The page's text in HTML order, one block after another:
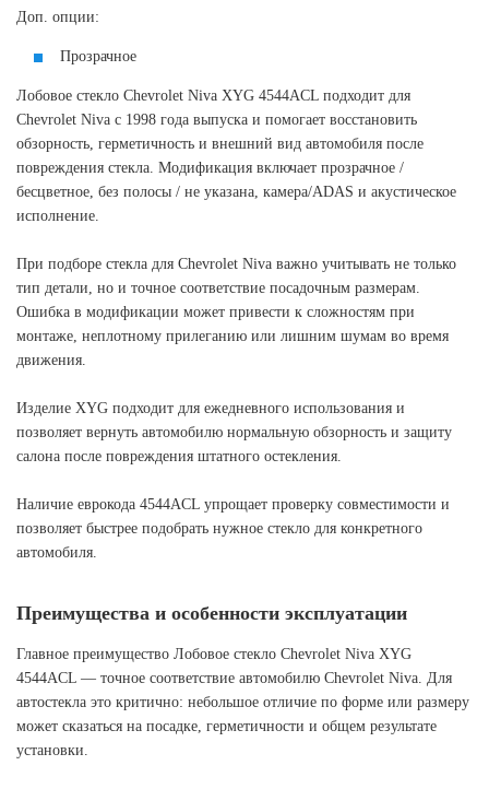
Доп. опции:
Прозрачное
Лобовое стекло Chevrolet Niva XYG 4544ACL подходит для
Chevrolet Niva с 1998 года выпуска и помогает восстановить
обзорность, герметичность и внешний вид автомобиля после
повреждения стекла. Модификация включает прозрачное /
бесцветное, без полосы / не указана, камера/ADAS и акустическое
исполнение.
При подборе стекла для Chevrolet Niva важно учитывать не только
тип детали, но и точное соответствие посадочным размерам.
Ошибка в модификации может привести к сложностям при
монтаже, неплотному прилеганию или лишним шумам во время
движения.
Изделие XYG подходит для ежедневного использования и
позволяет вернуть автомобилю нормальную обзорность и защиту
салона после повреждения штатного остекления.
Наличие еврокода 4544ACL упрощает проверку совместимости и
позволяет быстрее подобрать нужное стекло для конкретного
автомобиля.
Преимущества и особенности эксплуатации
Главное преимущество Лобовое стекло Chevrolet Niva XYG
4544ACL — точное соответствие автомобилю Chevrolet Niva. Для
автостекла это критично: небольшое отличие по форме или размеру
может сказаться на посадке, герметичности и общем результате
установки.